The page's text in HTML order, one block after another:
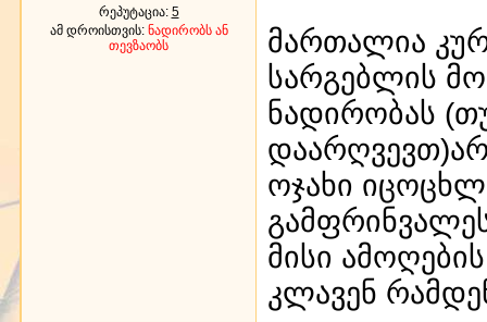
რეპუტაცია: 5
ამ დროისთვის: ნადირობს ან
თევზაობს
მართალია
სარგებლის
ნადირობას
ოჯახი
მისი
კლავენ